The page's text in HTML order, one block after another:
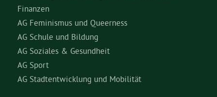
Finanzen
AG Feminismus und Queerness
AG Schule und Bildung
AG Soziales & Gesundheit
AG Sport
AG Stadtentwicklung und Mobilität